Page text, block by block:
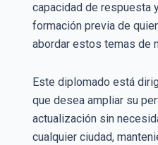
capacidad de respuesta
formación previa de
abordar estos temas de
Este diplomado está
que desea ampliar su
actualización sin
cualquier ciudad,